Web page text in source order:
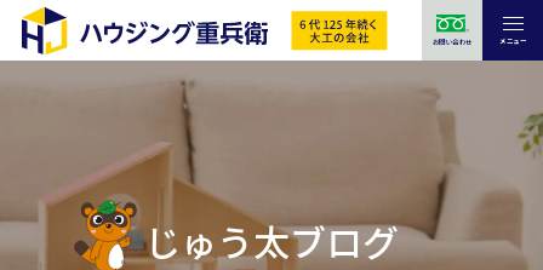
お問い合わせ メニュー
じゅう太ブログ